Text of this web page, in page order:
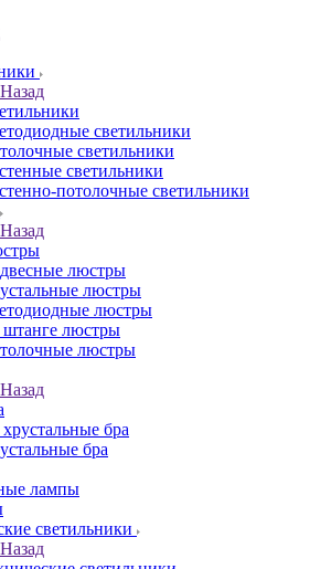
Назад
светильники
светильники
светильники
потолочные светильники
Назад
люстры
люстры
люстры
люстры
люстры
Назад
бра
бра
лампы
светильники
Назад